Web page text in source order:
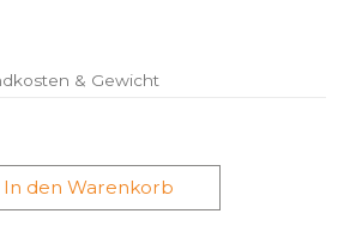
& Gewicht
In den Warenkorb